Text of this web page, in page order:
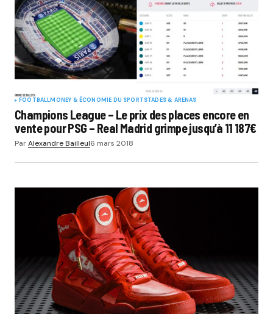
FOOTBALLMONEY & ÉCONOMIE DU SPORTSTADES & ARENAS
Champions League – Le prix des places encore en
vente pour PSG – Real Madrid grimpe jusqu’à 11 187€
ParAlexandre Bailleul6 mars 2018